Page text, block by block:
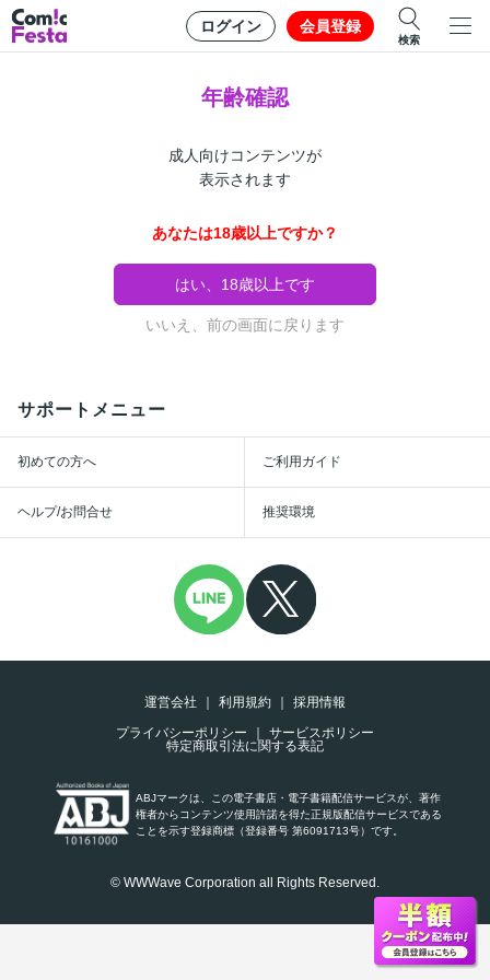
ログイン 会員登録
検索
年齢確認
成人向けコンテンツが
表示されます
あなたは18歳以上ですか？
はい、18歳以上です
いいえ、前の画面に戻ります
サポートメニュー
初めての方へ ご利用ガイド
ヘルプ/お問合せ 推奨環境
運営会社 利用規約
採用情報
プライバシーポリシー
サービスポリシー
特定商取引法に関する表記
ABJマークは、この電子書店・電子書籍配信サービスが、著作
権者からコンテンツ使用許諾を得た正規版配信サービスである
ことを示す登録商標（登録番号 第6091713号）です。
© WWWave Corporation all Rights Reserved.